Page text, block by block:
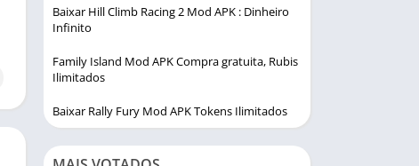
Baixar Hill Climb Racing 2 Mod APK : Dinheiro
Infinito
Family Island Mod APK Compra gratuita, Rubis
Ilimitados
Baixar Rally Fury Mod APK Tokens Ilimitados